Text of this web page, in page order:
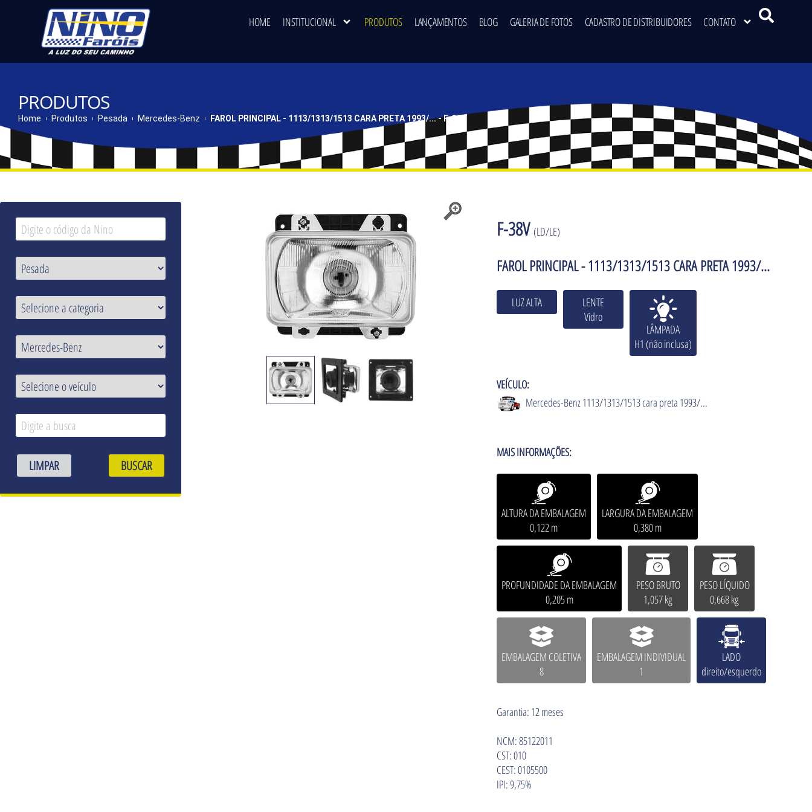
HOME INSTITUCIONAL PRODUTOS LANÇAMENTOS BLOG GALERIA DE FOTOS CADASTRO DE DISTRIBUIDORES CONTATO
PRODUTOS
Home Produtos Pesada Mercedes-Benz FAROL PRINCIPAL - 1113/1313/1513 CARA PRETA 1993/... - F-38V
LIMPAR BUSCAR
F-38V (LD/LE)
FAROL PRINCIPAL - 1113/1313/1513 CARA PRETA 1993/...
LUZ ALTA
LENTE
Vidro
LÂMPADA
H1 (não inclusa)
VEÍCULO:
Mercedes-Benz 1113/1313/1513 cara preta 1993/...
MAIS INFORMAÇÕES:
ALTURA DA EMBALAGEM
0,122 m
LARGURA DA EMBALAGEM
0,380 m
PROFUNDIDADE DA EMBALAGEM
0,205 m
PESO BRUTO
1,057 kg
PESO LÍQUIDO
0,668 kg
EMBALAGEM COLETIVA
8
EMBALAGEM INDIVIDUAL
1
LADO
direito/esquerdo
Garantia: 12 meses
NCM: 85122011
CST: 010
CEST: 0105500
IPI: 9,75%